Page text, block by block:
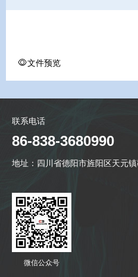
文件预览
联系电话
86-838-3680990
地址：四川省德阳市旌阳区天元
微信公众号